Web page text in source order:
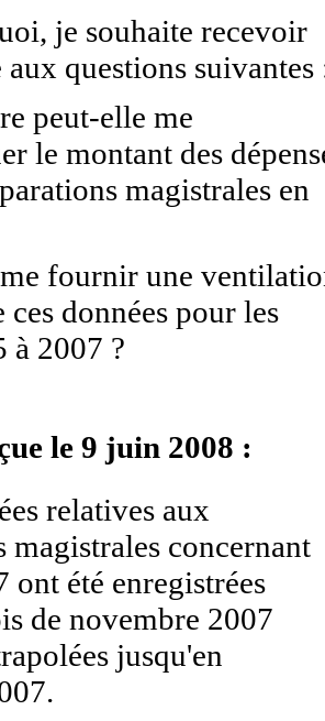
je souhaite recevoir
aux questions suivantes
peut-elle me
le montant des
magistrales en
fournir une
données pour les
à 2007 ?
le 9 juin 2008 :
relatives aux
magistrales concernant
ont été enregistrées
de novembre 2007
jusqu'en